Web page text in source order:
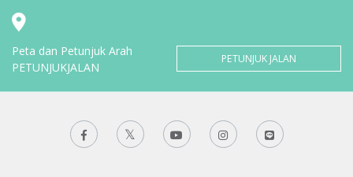
Peta dan Petunjuk Arah
PETUNJUKJALAN
PETUNJUK JALAN